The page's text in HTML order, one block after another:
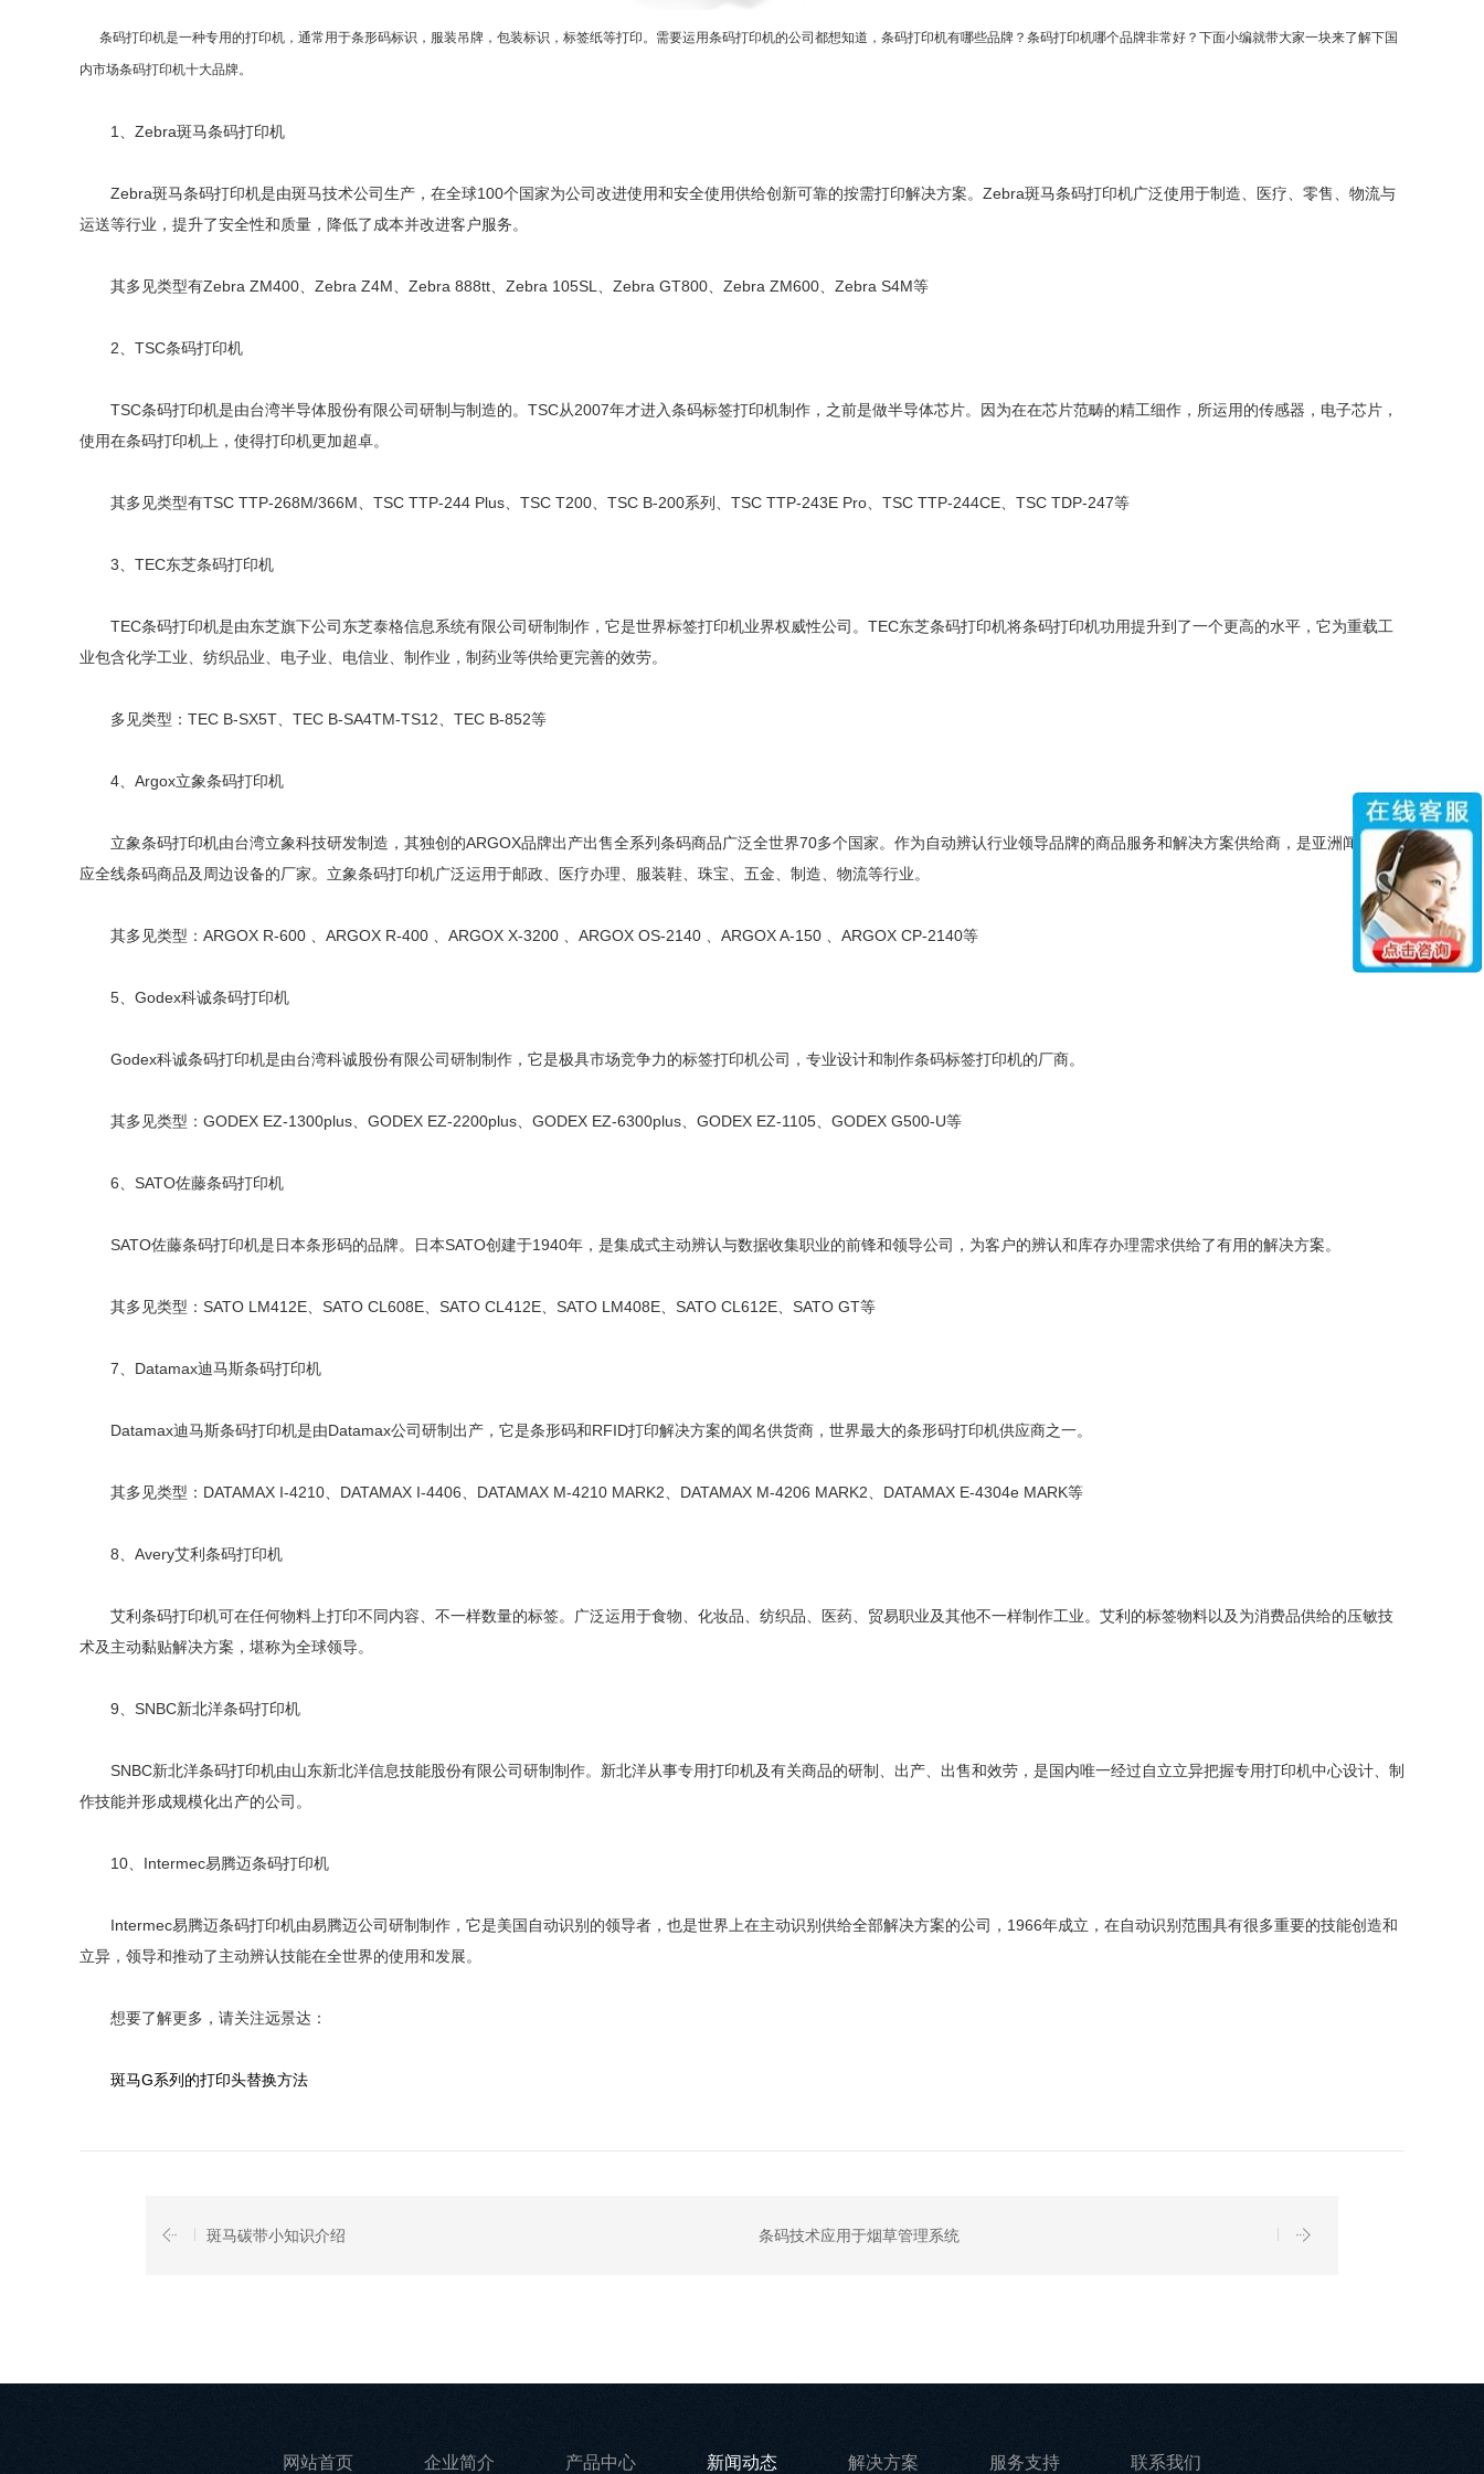
条码打印机是一种专用的打印机，通常用于条形码标识，服装吊牌，包装标识，标签纸等打印。需要运用条码打印机的公司都想知道，条码打印机有哪些品牌？条码打印机哪个品牌非常好？下面小编就带大家一块来了解下国
内市场条码打印机十大品牌。
1、Zebra斑马条码打印机
Zebra斑马条码打印机是由斑马技术公司生产，在全球100个国家为公司改进使用和安全使用供给创新可靠的按需打印解决方案。Zebra斑马条码打印机广泛使用于制造、医疗、零售、物流与
运送等行业，提升了安全性和质量，降低了成本并改进客户服务。
其多见类型有Zebra ZM400、Zebra Z4M、Zebra 888tt、Zebra 105SL、Zebra GT800、Zebra ZM600、Zebra S4M等
2、TSC条码打印机
TSC条码打印机是由台湾半导体股份有限公司研制与制造的。TSC从2007年才进入条码标签打印机制作，之前是做半导体芯片。因为在在芯片范畴的精工细作，所运用的传感器，电子芯片，
使用在条码打印机上，使得打印机更加超卓。
其多见类型有TSC TTP-268M/366M、TSC TTP-244 Plus、TSC T200、TSC B-200系列、TSC TTP-243E Pro、TSC TTP-244CE、TSC TDP-247等
3、TEC东芝条码打印机
TEC条码打印机是由东芝旗下公司东芝泰格信息系统有限公司研制制作，它是世界标签打印机业界权威性公司。TEC东芝条码打印机将条码打印机功用提升到了一个更高的水平，它为重载工
业包含化学工业、纺织品业、电子业、电信业、制作业，制药业等供给更完善的效劳。
多见类型：TEC B-SX5T、TEC B-SA4TM-TS12、TEC B-852等
4、Argox立象条码打印机
立象条码打印机由台湾立象科技研发制造，其独创的ARGOX品牌出产出售全系列条码商品广泛全世界70多个国家。作为自动辨认行业领导品牌的商品服务和解决方案供给商，是亚洲闻名的供
应全线条码商品及周边设备的厂家。立象条码打印机广泛运用于邮政、医疗办理、服装鞋、珠宝、五金、制造、物流等行业。
其多见类型：ARGOX R-600 、ARGOX R-400 、ARGOX X-3200 、ARGOX OS-2140 、ARGOX A-150 、ARGOX CP-2140等
5、Godex科诚条码打印机
Godex科诚条码打印机是由台湾科诚股份有限公司研制制作，它是极具市场竞争力的标签打印机公司，专业设计和制作条码标签打印机的厂商。
其多见类型：GODEX EZ-1300plus、GODEX EZ-2200plus、GODEX EZ-6300plus、GODEX EZ-1105、GODEX G500-U等
6、SATO佐藤条码打印机
SATO佐藤条码打印机是日本条形码的品牌。日本SATO创建于1940年，是集成式主动辨认与数据收集职业的前锋和领导公司，为客户的辨认和库存办理需求供给了有用的解决方案。
其多见类型：SATO LM412E、SATO CL608E、SATO CL412E、SATO LM408E、SATO CL612E、SATO GT等
7、Datamax迪马斯条码打印机
Datamax迪马斯条码打印机是由Datamax公司研制出产，它是条形码和RFID打印解决方案的闻名供货商，世界最大的条形码打印机供应商之一。
其多见类型：DATAMAX I-4210、DATAMAX I-4406、DATAMAX M-4210 MARK2、DATAMAX M-4206 MARK2、DATAMAX E-4304e MARK等
8、Avery艾利条码打印机
艾利条码打印机可在任何物料上打印不同内容、不一样数量的标签。广泛运用于食物、化妆品、纺织品、医药、贸易职业及其他不一样制作工业。艾利的标签物料以及为消费品供给的压敏技
术及主动黏贴解决方案，堪称为全球领导。
9、SNBC新北洋条码打印机
SNBC新北洋条码打印机由山东新北洋信息技能股份有限公司研制制作。新北洋从事专用打印机及有关商品的研制、出产、出售和效劳，是国内唯一经过自立立异把握专用打印机中心设计、制
作技能并形成规模化出产的公司。
10、Intermec易腾迈条码打印机
Intermec易腾迈条码打印机由易腾迈公司研制制作，它是美国自动识别的领导者，也是世界上在主动识别供给全部解决方案的公司，1966年成立，在自动识别范围具有很多重要的技能创造和
立异，领导和推动了主动辨认技能在全世界的使用和发展。
想要了解更多，请关注远景达：
斑马G系列的打印头替换方法
斑马碳带小知识介绍 条码技术应用于烟草管理系统
网站首页 企业简介 产品中心 新闻动态 解决方案 服务支持 联系我们